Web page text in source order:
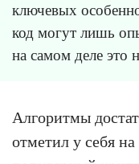
ключевых
код могут лишь
на самом деле это
Алгоритмы
отметил у себя